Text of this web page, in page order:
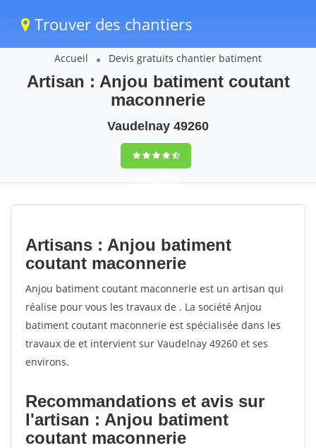
Trouver des chantiers
Accueil Devis gratuits chantier batiment
Artisan : Anjou batiment coutant
maconnerie
Vaudelnay 49260
9,5(100%)34
votes
Artisans : Anjou batiment
coutant maconnerie
Anjou batiment coutant maconnerie est un artisan qui
réalise pour vous les travaux de . La société Anjou
batiment coutant maconnerie est spécialisée dans les
travaux de et intervient sur Vaudelnay 49260 et ses
environs.
Recommandations et avis sur
l'artisan : Anjou batiment
coutant maconnerie